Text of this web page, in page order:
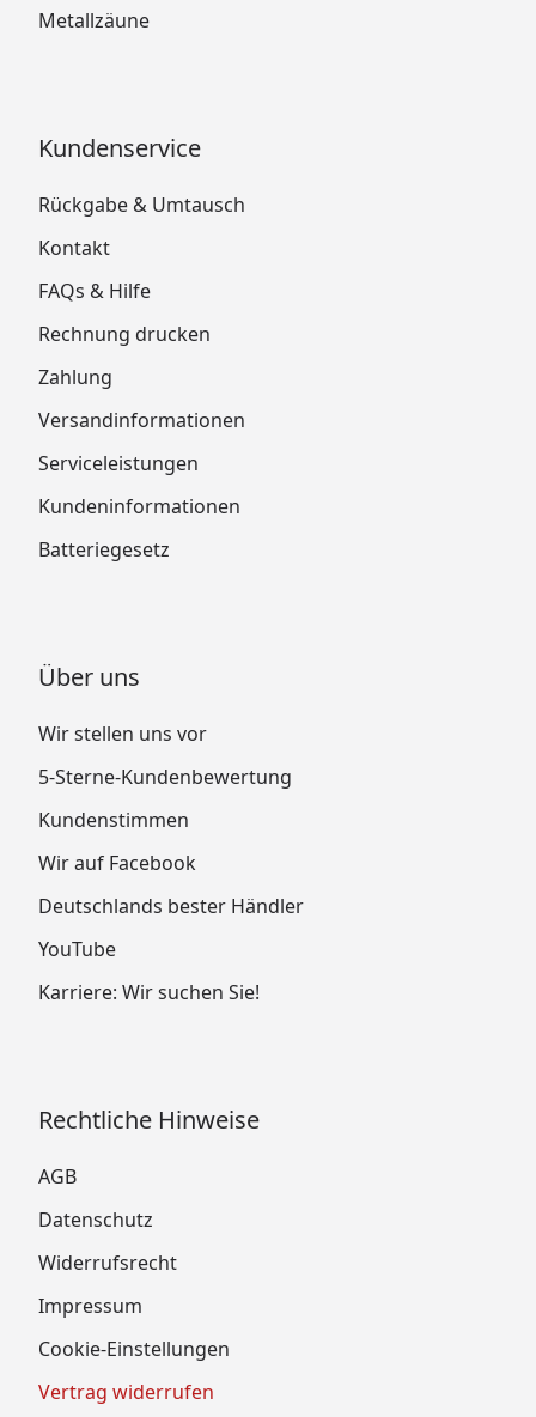
Metallzäune
Kundenservice
Rückgabe & Umtausch
Kontakt
FAQs & Hilfe
Rechnung drucken
Zahlung
Versandinformationen
Serviceleistungen
Kundeninformationen
Batteriegesetz
Über uns
Wir stellen uns vor
5-Sterne-Kundenbewertung
Kundenstimmen
Wir auf Facebook
Deutschlands bester Händler
YouTube
Karriere: Wir suchen Sie!
Rechtliche Hinweise
AGB
Datenschutz
Widerrufsrecht
Impressum
Cookie-Einstellungen
Vertrag widerrufen